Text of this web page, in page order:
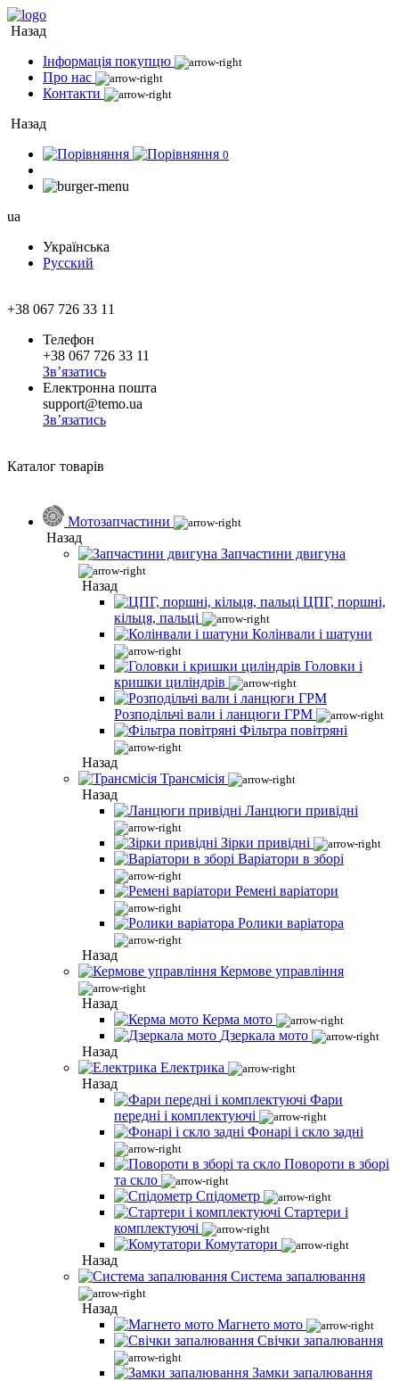
Назад
Інформація покупцю
Про нас
Контакти
Назад
0
ua
Українська
Русский
+38 067 726 33 11
Телефон
+38 067 726 33 11
Зв’язатись
Електронна пошта
support@temo.ua
Зв’язатись
Каталог товарів
Мотозапчастини
Назад
Запчастини двигуна
Назад
ЦПГ, поршні,
кільця, пальці
Колінвали і шатуни
Головки і
кришки циліндрів
Розподільчі вали і ланцюги ГРМ
Фільтра повітряні
Назад
Трансмісія
Назад
Ланцюги привідні
Зірки привідні
Варіатори в зборі
Ремені варіатори
Ролики варіатора
Назад
Кермове управління
Назад
Керма мото
Дзеркала мото
Назад
Електрика
Назад
Фари
передні і комплектуючі
Фонарі і скло задні
Повороти в зборі
та скло
Спідометр
Стартери і
комплектуючі
Комутатори
Назад
Система запалювання
Назад
Магнето мото
Свічки запалювання
Замки запалювання